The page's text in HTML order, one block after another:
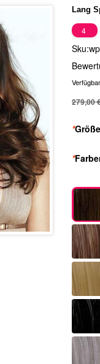
Lang
4
279,00
*Größe
*